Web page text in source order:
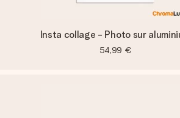
Insta collage - Photo sur
54,99 €